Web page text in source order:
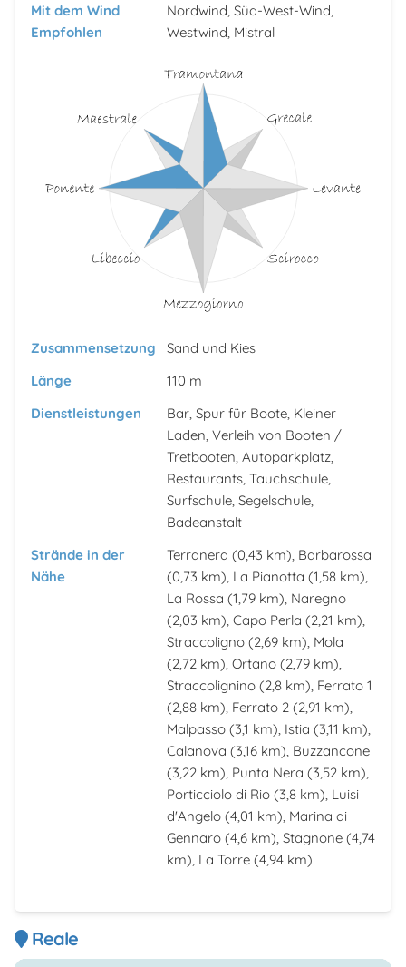
Mit dem Wind
Empfohlen
Nordwind, Süd-West-Wind,
Westwind, Mistral
Zusammensetzung
Sand und Kies
Länge
110 m
Dienstleistungen
Bar, Spur für Boote, Kleiner
Laden, Verleih von Booten /
Tretbooten, Autoparkplatz,
Restaurants, Tauchschule,
Surfschule, Segelschule,
Badeanstalt
Strände in der
Nähe
Terranera (0,43 km), Barbarossa
(0,73 km), La Pianotta (1,58 km),
La Rossa (1,79 km), Naregno
(2,03 km), Capo Perla (2,21 km),
Straccoligno (2,69 km), Mola
(2,72 km), Ortano (2,79 km),
Straccolignino (2,8 km), Ferrato 1
(2,88 km), Ferrato 2 (2,91 km),
Malpasso (3,1 km), Istia (3,11 km),
Calanova (3,16 km), Buzzancone
(3,22 km), Punta Nera (3,52 km),
Porticciolo di Rio (3,8 km), Luisi
d'Angelo (4,01 km), Marina di
Gennaro (4,6 km), Stagnone (4,74
km), La Torre (4,94 km)
Reale